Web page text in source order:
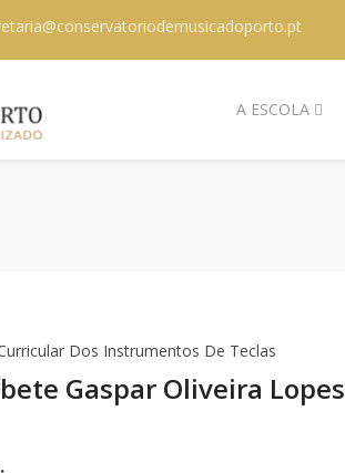
A ESCOLA
Dos Instrumentos De Teclas
Gaspar Oliveira Lopes